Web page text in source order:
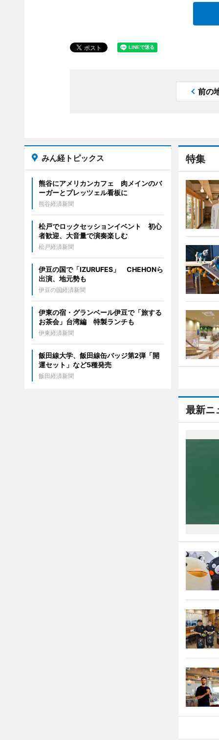
前の
特集
最新ニ
みん経トピックス
熊谷にアメリカンカフェ 肉メインのバ
ーガーとプレッツェル看板に
熊谷経済新聞
松戸でロックセッションイベント 初心
者歓迎、大音量で演奏楽しむ
松戸経済新聞
伊豆の国で「IZURUFES」 CHEHONら
出演、地元勢も
伊豆の国経済新聞
伊東の宿・グランベール伊豆で「旅する
お茶会」台湾編 特製ランチも
伊東経済新聞
飯田線大学、飯田線缶バッジ第2弾「開
運セット」など5種発売
飯田経済新聞